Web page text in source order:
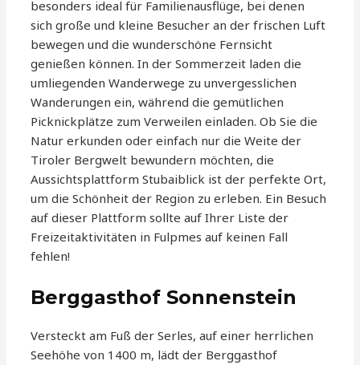
besonders ideal für Familienausflüge, bei denen
sich große und kleine Besucher an der frischen Luft
bewegen und die wunderschöne Fernsicht
genießen können. In der Sommerzeit laden die
umliegenden Wanderwege zu unvergesslichen
Wanderungen ein, während die gemütlichen
Picknickplätze zum Verweilen einladen. Ob Sie die
Natur erkunden oder einfach nur die Weite der
Tiroler Bergwelt bewundern möchten, die
Aussichtsplattform Stubaiblick ist der perfekte Ort,
um die Schönheit der Region zu erleben. Ein Besuch
auf dieser Plattform sollte auf Ihrer Liste der
Freizeitaktivitäten in Fulpmes auf keinen Fall
fehlen!
Berggasthof Sonnenstein
Versteckt am Fuß der Serles, auf einer herrlichen
Seehöhe von 1400 m, lädt der Berggasthof